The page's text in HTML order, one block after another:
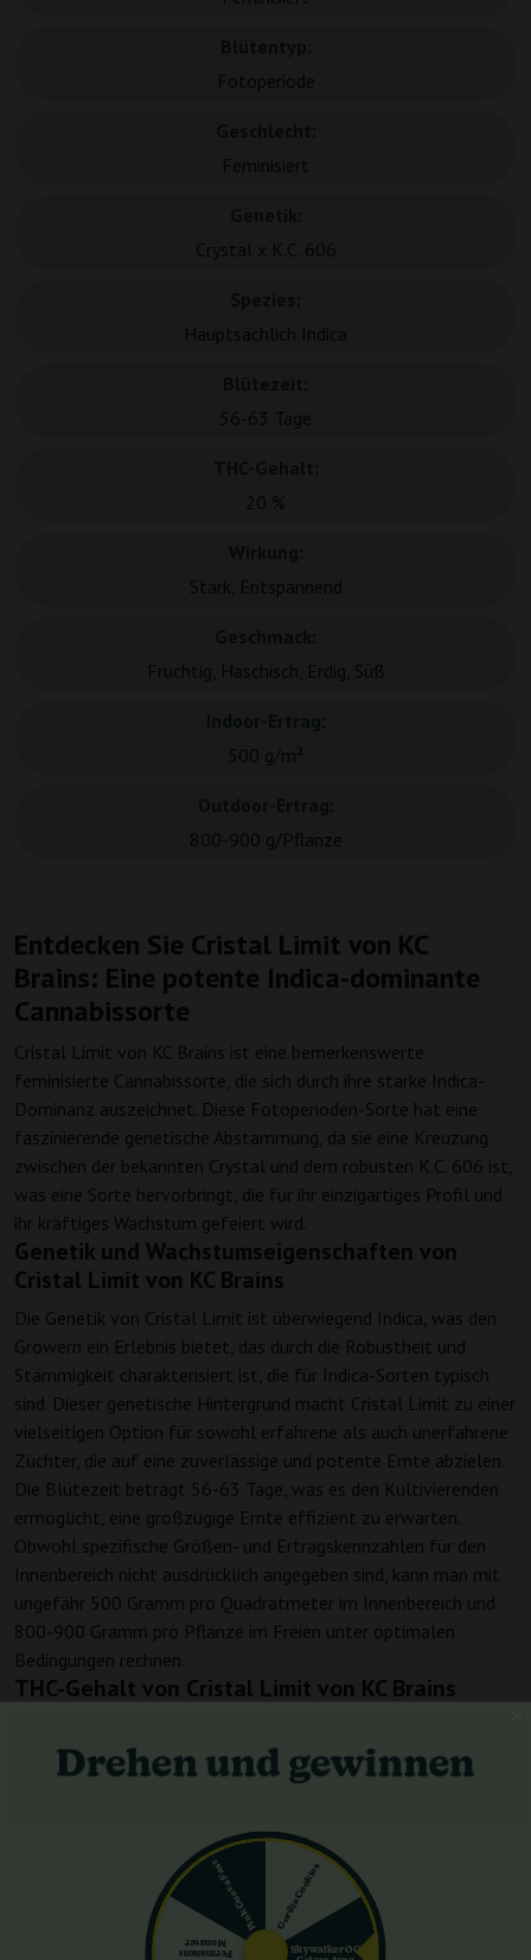
Entdecken Sie Cristal Limit von KC
Brains: Eine potente Indica-dominante
Cannabissorte
Cristal Limit von KC Brains ist eine bemerkenswerte
feminisierte Cannabissorte, die sich durch ihre starke Indica-
Dominanz auszeichnet. Diese Fotoperioden-Sorte hat eine
faszinierende genetische Abstammung, da sie eine Kreuzung
zwischen der bekannten Crystal und dem robusten K.C. 606 ist,
was eine Sorte hervorbringt, die für ihr einzigartiges Profil und
ihr kräftiges Wachstum gefeiert wird.
Genetik und Wachstumseigenschaften von
Cristal Limit von KC Brains
Die Genetik von Cristal Limit ist überwiegend Indica, was den
Growern ein Erlebnis bietet, das durch die Robustheit und
Stämmigkeit charakterisiert ist, die für Indica-Sorten typisch
sind. Dieser genetische Hintergrund macht Cristal Limit zu einer
vielseitigen Option für sowohl erfahrene als auch unerfahrene
Züchter, die auf eine zuverlässige und potente Ernte abzielen.
Die Blütezeit beträgt 56-63 Tage, was es den Kultivierenden
ermöglicht, eine großzügige Ernte effizient zu erwarten.
Obwohl spezifische Größen- und Ertragskennzahlen für den
Innenbereich nicht ausdrücklich angegeben sind, kann man mit
ungefähr 500 Gramm pro Quadratmeter im Innenbereich und
800-900 Gramm pro Pflanze im Freien unter optimalen
Bedingungen rechnen.
THC-Gehalt von Cristal Limit von KC Brains
Limit ein kraftvolles Erlebnis, das sowohl intensiv als auch tief
entspannend ist. Dieses robuste Cannabinoidprofil sorgt für
die nach einem starken Erlebnis suchen, als auch medizinische
Anwender, die signifikante Linderung suchen.
Geschmack und Aroma von Cristal Limit von KC
Gorilla Cookies
Skywalker OG
Permanent
Monster
Pink Guava Fast